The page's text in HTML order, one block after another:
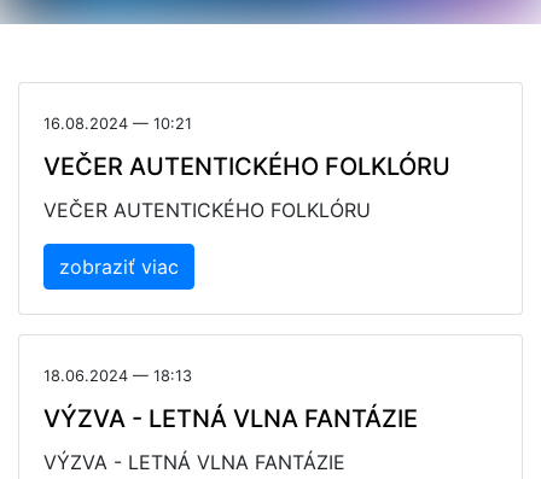
16.08.2024 — 10:21
VEČER AUTENTICKÉHO FOLKLÓRU
VEČER AUTENTICKÉHO FOLKLÓRU
zobraziť viac
18.06.2024 — 18:13
VÝZVA - LETNÁ VLNA FANTÁZIE
VÝZVA - LETNÁ VLNA FANTÁZIE